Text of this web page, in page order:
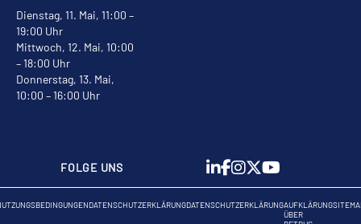
Dienstag, 11. Mai, 11:00 –
19:00 Uhr
Mittwoch, 12. Mai, 10:00
– 18:00 Uhr
Donnerstag, 13. Mai,
10:00 – 16:00 Uhr
FOLGE UNS
DATENSCHUTZERKLÄRUNGDATENSCHUTZERKLÄRUNGAUFKLÄRUNG
ÜBER